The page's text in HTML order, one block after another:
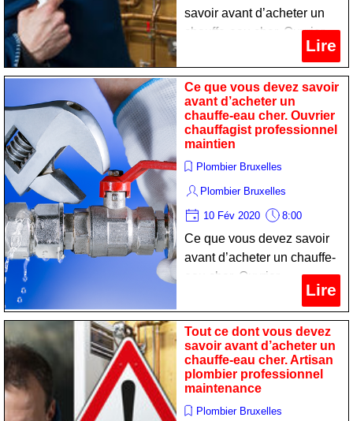
savoir avant d’acheter un
chauffe-eau cher. Ouvrier
nettoyage
Lire
Ce que vous devez savoir
avant d’acheter un
chauffe-eau cher. Ouvrier
chauffagist professionnel
maintien
Plombier Bruxelles
Plombier Bruxelles
10 Fév 2020 8:00
Ce que vous devez savoir
avant d’acheter un chauffe-
eau cher. Ouvrier
chauffagist professionnel
maintien
Lire
Tout ce dont vous devez
savoir avant d’acheter un
chauffe-eau cher. Artisan
plombier professionnel
maintenance
Plombier Bruxelles